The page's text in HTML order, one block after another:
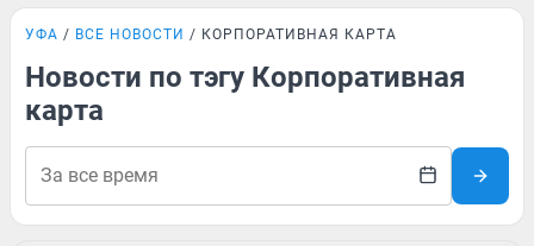
УФА ВСЕ НОВОСТИ КОРПОРАТИВНАЯ КАРТА
Новости по тэгу Корпоративная
карта